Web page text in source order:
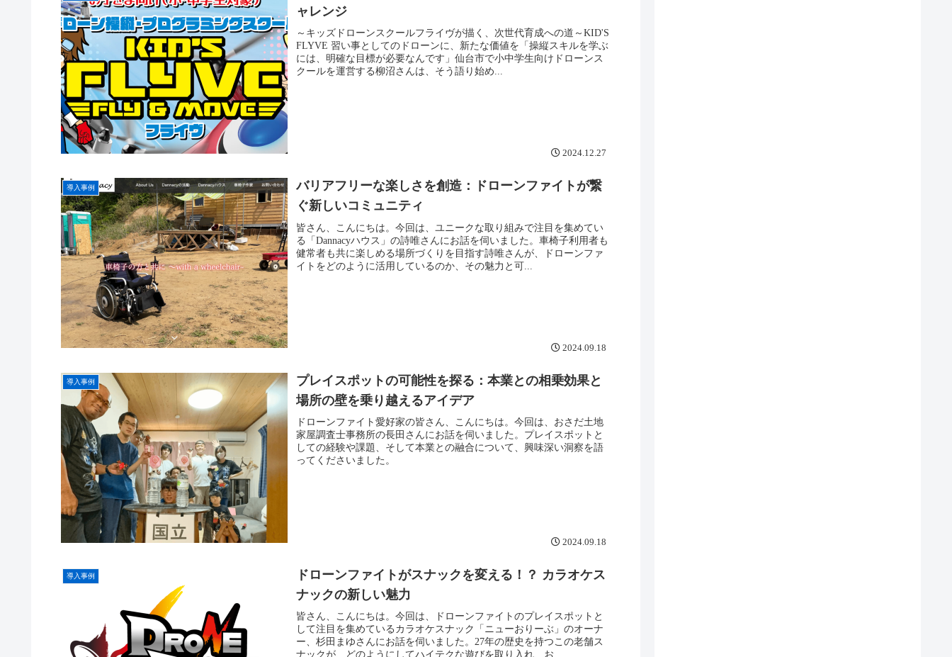
ャレンジ
～キッズドローンスクールフライヴが描く、次世代育成への道～KID'S
FLYVE 習い事としてのドローンに、新たな価値を「操縦スキルを学ぶ
には、明確な目標が必要なんです」仙台市で小中学生向けドローンス
クールを運営する柳沼さんは、そう語り始め...
2024.12.27
導入事例
バリアフリーな楽しさを創造：ドローンファイトが繋
ぐ新しいコミュニティ
皆さん、こんにちは。今回は、ユニークな取り組みで注目を集めてい
る「Dannacyハウス」の詩唯さんにお話を伺いました。車椅子利用者も
健常者も共に楽しめる場所づくりを目指す詩唯さんが、ドローンファ
イトをどのように活用しているのか、その魅力と可...
2024.09.18
導入事例
プレイスポットの可能性を探る：本業との相乗効果と
場所の壁を乗り越えるアイデア
ドローンファイト愛好家の皆さん、こんにちは。今回は、おさだ土地
家屋調査士事務所の長田さんにお話を伺いました。プレイスポットと
しての経験や課題、そして本業との融合について、興味深い洞察を語
ってくださいました。
2024.09.18
導入事例
ドローンファイトがスナックを変える！？ カラオケス
ナックの新しい魅力
皆さん、こんにちは。今回は、ドローンファイトのプレイスポットと
して注目を集めているカラオケスナック「ニューおりーぶ」のオーナ
ー、杉田まゆさんにお話を伺いました。27年の歴史を持つこの老舗ス
ナックが、どのようにしてハイテクな遊びを取り入れ、お...